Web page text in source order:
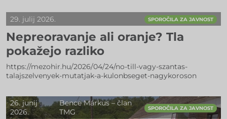
29. julij 2026. SPOROČILA ZA JAVNOST
Nepreoravanje ali oranje? Tla
pokažejo razliko
https://mezohir.hu/2026/04/24/no-till-vagy-szantas-
talajszelvenyek-mutatjak-a-kulonbseget-nagykoroson
26. junij
2026.
Bence Márkus – član
TMG
SPOROČILA ZA JAVNOST